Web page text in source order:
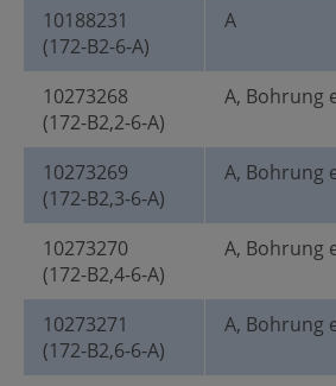
10188231
(172-B2-6-A)
A
10273268
(172-B2,2-6-A)
A, Bohrung
10273269
(172-B2,3-6-A)
A, Bohrung
10273270
(172-B2,4-6-A)
A, Bohrung
10273271
(172-B2,6-6-A)
A, Bohrung